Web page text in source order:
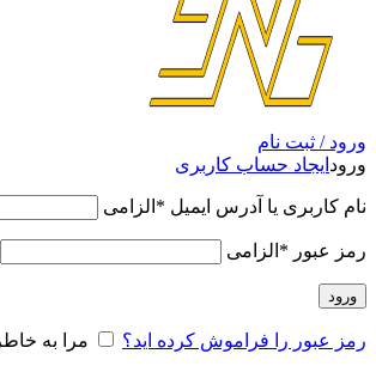
ورود / ثبت نام
ورود ایجاد حساب کاربری
نام کاربری یا آدرس ایمیل * الزامی
رمز عبور * الزامی
ورود
رمز عبور را فراموش کرده اید؟ مرا به